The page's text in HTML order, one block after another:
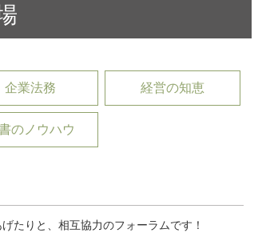
企業法務 経営の知恵
のノウハウ
たりと、相互協力のフォーラムです！